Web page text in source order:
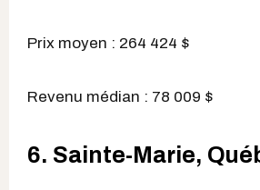
Prix moyen : 264 424 $
Revenu médian : 78 009 $
6. Sainte-Marie,